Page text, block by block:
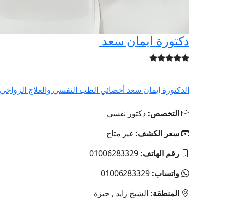
دكتورة ايمان سعد
الدكتورة إيمان سعد أخصائي الطب النفسي والعلاج الزواجي
التخصص: دكتور نفسي
سعر الكشف: غير متاح
رقم الهاتف: 01006283329
واتساب: 01006283329
المنطقة: الشيخ زايد , جيزة